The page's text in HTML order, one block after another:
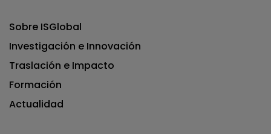
Sobre ISGlobal
Investigación e Innovación
Traslación e Impacto
Formación
Actualidad